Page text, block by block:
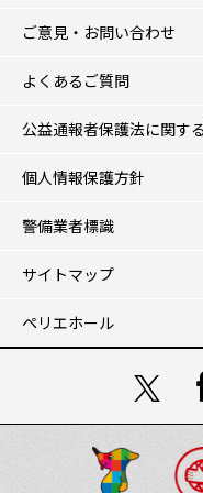
ご意見・お問い合わせ
よくあるご質問
公益通報者保護法に関す
個人情報保護方針
警備業者標識
サイトマップ
ペリエホール